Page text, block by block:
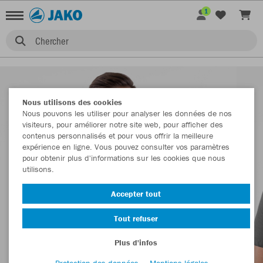
Chercher
1
Nous utilisons des cookies
Nous pouvons les utiliser pour analyser les données de nos
visiteurs, pour améliorer notre site web, pour afficher des
contenus personnalisés et pour vous offrir la meilleure
expérience en ligne. Vous pouvez consulter vos paramètres
pour obtenir plus d'informations sur les cookies que nous
utilisons.
Accepter tout
Tout refuser
Plus d'infos